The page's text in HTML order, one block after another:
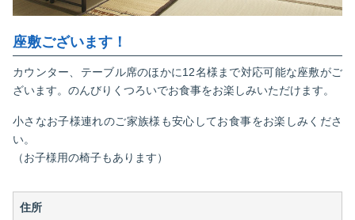
座敷ございます！
カウンター、テーブル席のほかに12名様まで対応可能な座敷がご
ざいます。 のんびりくつろいでお食事をお楽しみいただけます。
小さなお子様連れのご家族様も安心してお食事をお楽しみくださ
い。
（お子様用の椅子もあります）
住所